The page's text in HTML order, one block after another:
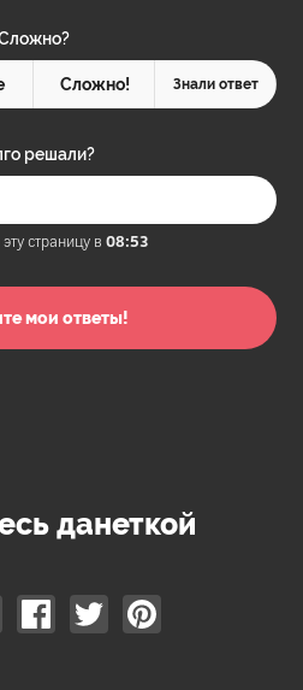
Сложно! Знали ответ
решали?
страницу в 08:53
данеткой